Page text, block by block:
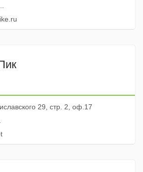
29, стр. 2, оф.17